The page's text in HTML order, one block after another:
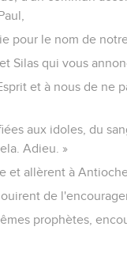
pour le nom de
Silas qui vous
et à nous de ne
aux idoles, du
Adieu. »
et allèrent à
de
prophètes,